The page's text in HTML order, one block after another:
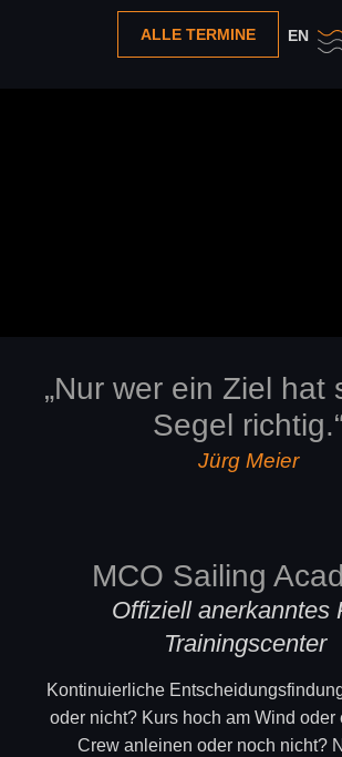
ALLE TERMINE EN
„Nur wer ein Ziel hat
Segel
Jürg Meier
MCO Sailing
Offiziell anerkanntes
Trainingscenter
Kontinuierliche
oder nicht? Kurs hoch am Wind oder
Crew anleinen oder noch nicht?